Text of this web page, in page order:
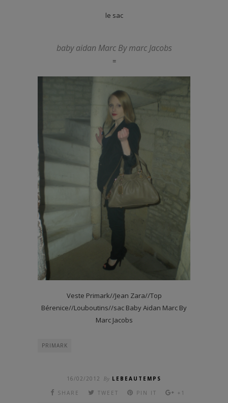
le sac
baby aidan Marc By marc Jacobs
=
Veste Primark//Jean Zara//Top
Bérenice//Louboutins//sac Baby Aidan Marc By
Marc Jacobs
PRIMARK
16/02/2012 By LEBEAUTEMPS
SHARE
TWEET PIN IT +1